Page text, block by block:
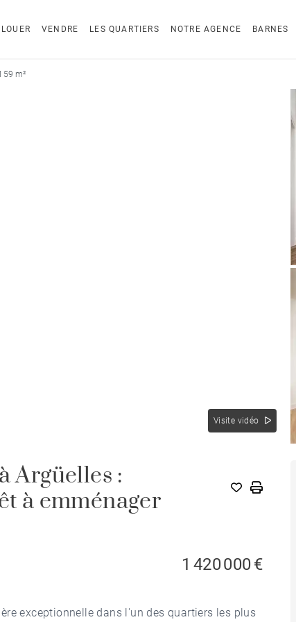
LOUER VENDRE LES QUARTIERS NOTRE AGENCE BARNES
m²
Visite vidéo
Argüelles :
à emménager
1 420 000 €
exceptionnelle dans l'un des quartiers les plus